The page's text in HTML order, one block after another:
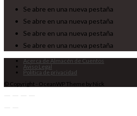
Se abre en una nueva pestaña
Se abre en una nueva pestaña
Se abre en una nueva pestaña
Se abre en una nueva pestaña
Acerca de Almacén de Cuentos
Aviso Legal
Política de privacidad
© Copyright - OceanWP Theme by Nick